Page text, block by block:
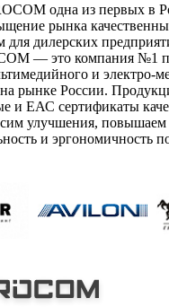
одна из первых в
рынка
для дилерских
— это компания №1
и электро-
рынке России.
и ЕАС сертификаты
улучшения, повышаем
и эргономичность